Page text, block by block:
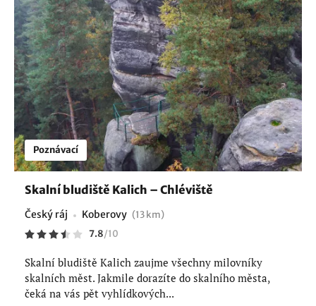
Poznávací
Skalní bludiště Kalich – Chléviště
Český ráj Koberovy (13 km)
7.8/10
Skalní bludiště Kalich zaujme všechny milovníky
skalních měst. Jakmile dorazíte do skalního města,
čeká na vás pět vyhlídkových...